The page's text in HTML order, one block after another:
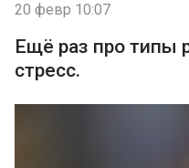
20 февр 10:07
Ещё раз про типы
стресс.